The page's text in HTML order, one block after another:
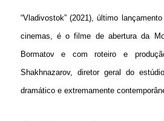
“Vladivostok” (2021), último
cinemas, é o filme de abertura da
Bormatov e com roteiro e
Shakhnazarov, diretor geral do
dramático e extremamente